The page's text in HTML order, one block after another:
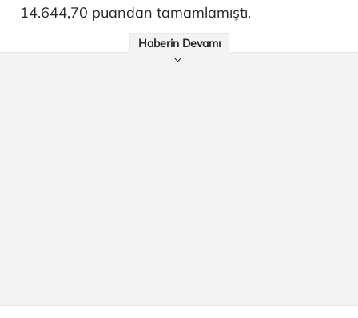
14.644,70 puandan tamamlamıştı.
Haberin Devamı